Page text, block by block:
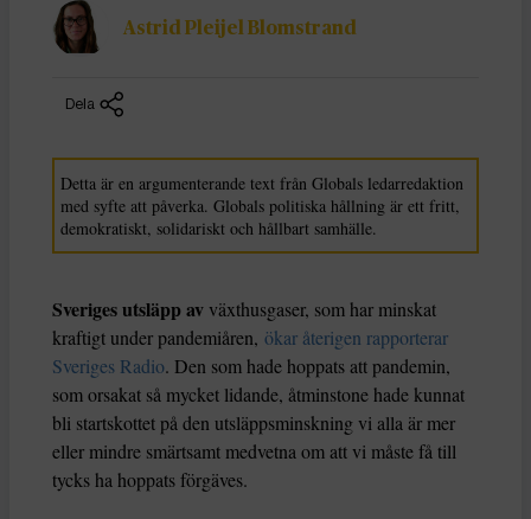
Astrid Pleijel Blomstrand
Dela
Detta är en argumenterande text från Globals ledarredaktion
med syfte att påverka. Globals politiska hållning är ett fritt,
demokratiskt, solidariskt och hållbart samhälle.
Sveriges utsläpp av växthusgaser, som har minskat
kraftigt under pandemiåren, ökar återigen rapporterar
Sveriges Radio. Den som hade hoppats att pandemin,
som orsakat så mycket lidande, åtminstone hade kunnat
bli startskottet på den utsläppsminskning vi alla är mer
eller mindre smärtsamt medvetna om att vi måste få till
tycks ha hoppats förgäves.